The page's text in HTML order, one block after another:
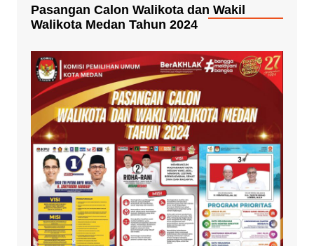
Pasangan Calon Walikota dan Wakil
Walikota Medan Tahun 2024